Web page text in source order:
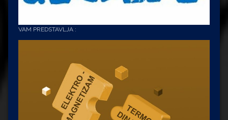
VAM PREDSTAVLJA :